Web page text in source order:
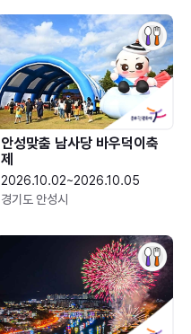
안성맞춤 남사당 바우덕이축
제
2026.10.02~2026.10.05
경기도 안성시